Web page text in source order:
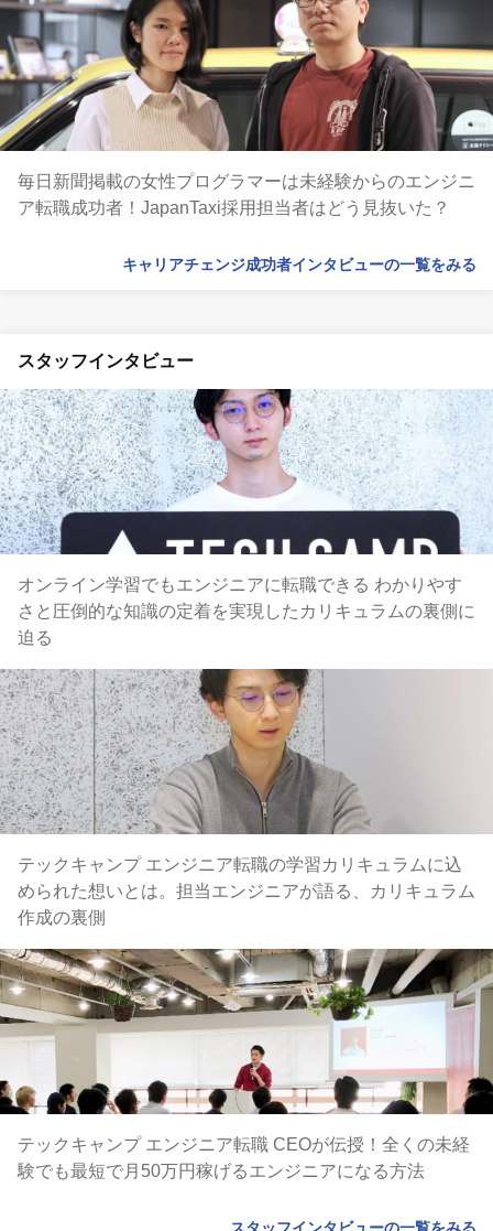
毎日新聞掲載の女性プログラマーは未経験からのエンジニ
ア転職成功者！JapanTaxi採用担当者はどう見抜いた？
キャリアチェンジ成功者インタビューの一覧をみる
スタッフインタビュー
オンライン学習でもエンジニアに転職できる わかりやす
さと圧倒的な知識の定着を実現したカリキュラムの裏側に
迫る
テックキャンプ エンジニア転職の学習カリキュラムに込
められた想いとは。担当エンジニアが語る、カリキュラム
作成の裏側
テックキャンプ エンジニア転職 CEOが伝授！全くの未経
験でも最短で月50万円稼げるエンジニアになる方法